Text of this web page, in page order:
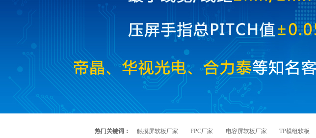
热门关键词： 触摸屏软板厂家 FPC厂家 电容屏软板厂家 TP模组软板